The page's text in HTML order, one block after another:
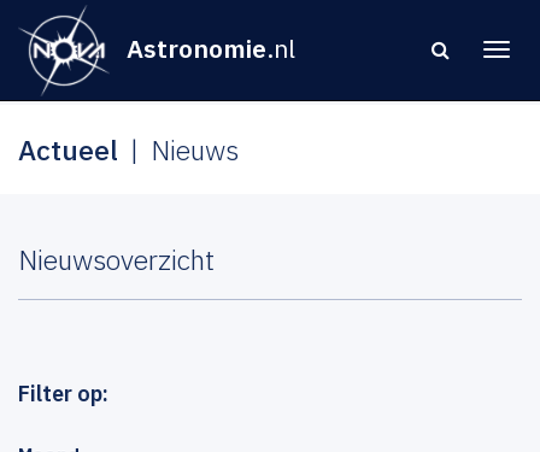
Astronomie.nl
Actueel Nieuws
Nieuwsoverzicht
Filter op: